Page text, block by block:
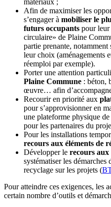
Afin de maximiser les
s’engager à mobiliser le
futurs occupants pour leur
circulaire» de Plaine
partie prenante,
leur choix (aménagements
réemploi par exemple).
Porter une attention
Plaine Commune : béton,
œuvre… afin
Recourir en priorité aux
pour s’approvisionner en
une plateforme physique
pour les partenaires du
Pour les installations
recours aux éléments de
Développer le recours
systématiser les
recyclage sur les projets (
Pour atteindre ces exigences, les
certain nombre d’outils et